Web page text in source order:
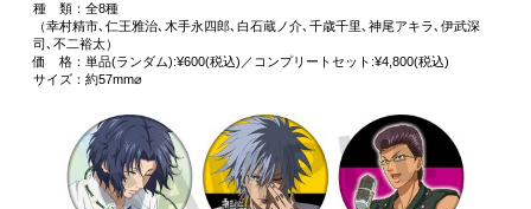
種 類：全8種
（幸村精市､仁王雅治､木手永四郎､白石蔵ノ介､千歳千里､神尾アキラ､伊武深
司､不二裕太）
価 格：単品(ランダム):¥600(税込)／コンプリートセット:¥4,800(税込)
サイズ：約57mm⌀